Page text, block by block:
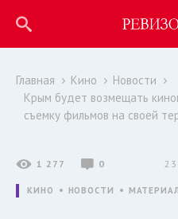
Главная Кино
Новости
Крым будет возмещать
съемку фильмов на своей
1 277 0
КИНО НОВОСТИ МАТЕРИАЛ